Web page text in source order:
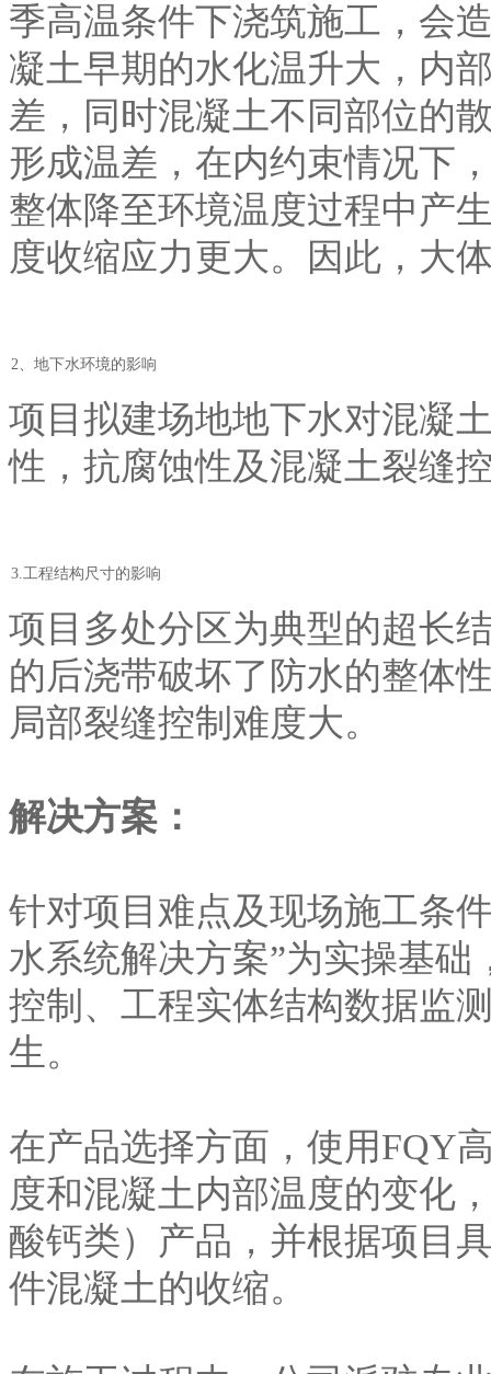
季高温条件下浇筑施工，会
凝土早期的水化温升大，内
差，同时混凝土不同部位的
形成温差，在内约束情况下
整体降至环境温度过程中产
度收缩应力更大。因此，大
2、地下水环境的影响
项目拟建场地地下水对混凝
性，抗腐蚀性及混凝土裂缝
3.工程结构尺寸的影响
项目多处分区为典型的超长
的后浇带破坏了防水的整体
局部裂缝控制难度大。
解决方案：
针对项目难点及现场施工条
水系统解决方案”为实操基
控制、工程实体结构数据监
生。
在产品选择方面，使用FQY
度和混凝土内部温度的变化
酸钙类）产品，并根据项目
件混凝土的收缩。